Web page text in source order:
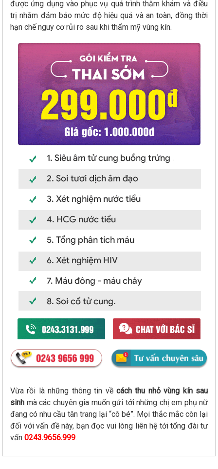
được ứng dụng vào phục vụ quá trình thăm khám và điều
trị nhằm đảm bảo mức độ hiệu quả và an toàn, đồng thời
hạn chế nguy cơ rủi ro sau khi thẩm mỹ vùng kín.
Vừa rồi là những thông tin về cách thu nhỏ vùng kín sau
sinh mà các chuyên gia muốn gửi tới những chị em phụ nữ
đang có nhu cầu tân trang lại “cô bé”. Mọi thắc mắc còn lại
đối với vấn đề này, bạn đọc vui lòng liên hệ tới tổng đài tư
vấn 0243.9656.999.